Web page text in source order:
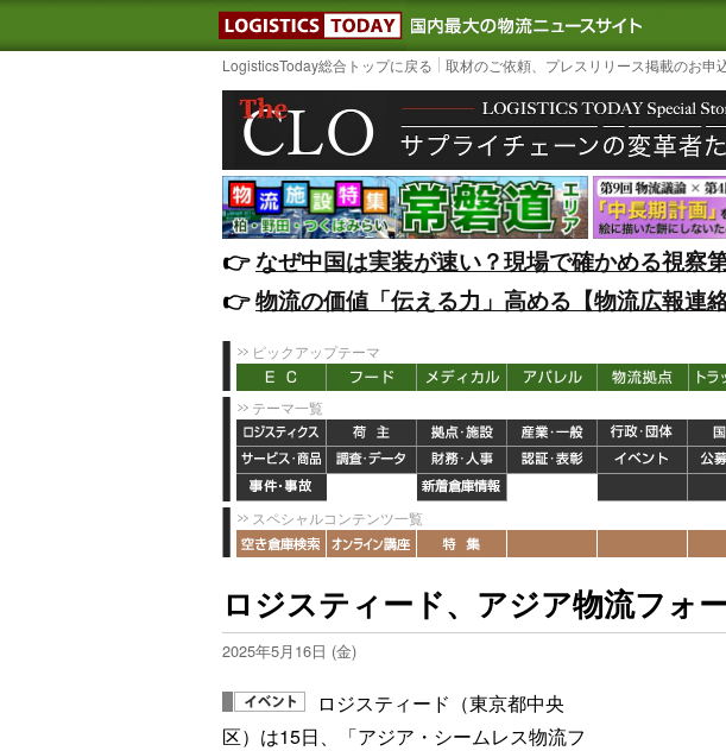
LOGISTICS TODAY｜国内最大の物流
LogisticsToday総合トップに戻る 取材のご依頼、プレスリリース掲載のお申
👉️なぜ中国は実装が速い？現場で確かめる視察
👉️物流の価値「伝える力」高める【物流広報連
ピックアップテーマ
テーマ一覧
スペシャルコンテンツ一覧
ロジスティード、アジア物流フォ
2025年5月16日 (金)
ロジスティード（東京都中央
区）は15日、「アジア・シームレス物流フ